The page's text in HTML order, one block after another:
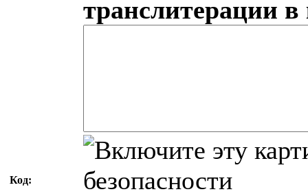
транслитерации
Код: